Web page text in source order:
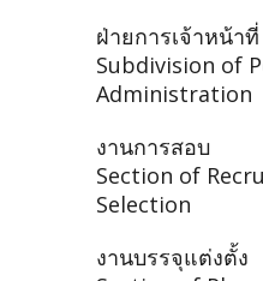
ฝ่ายการเจ้าหน้าที่
Subdivision of
Administration
งานการสอบ
Section of
Selection
งานบรรจุแต่งตั้ง